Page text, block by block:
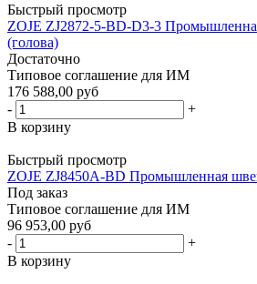
Быстрый просмотр
ZOJE ZJ2872-5-BD-D3-3
(голова)
Достаточно
Типовое соглашение для ИМ
176 588,00 руб
-
+
В корзину
Быстрый просмотр
ZOJE ZJ8450A-BD Промышленная
Под заказ
Типовое соглашение для ИМ
96 953,00 руб
-
+
В корзину